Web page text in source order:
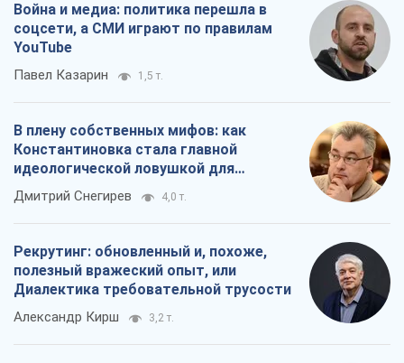
Война и медиа: политика перешла в
соцсети, а СМИ играют по правилам
YouTube
Павел Казарин 1,5 т.
В плену собственных мифов: как
Константиновка стала главной
идеологической ловушкой для
российских оккупантов
Дмитрий Снегирев 4,0 т.
Рекрутинг: обновленный и, похоже,
полезный вражеский опыт, или
Диалектика требовательной трусости
Александр Кирш 3,2 т.